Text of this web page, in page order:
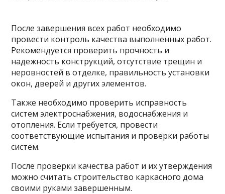
После завершения всех работ необходимо
провести контроль качества выполненных работ.
Рекомендуется проверить прочность и
надежность конструкций, отсутствие трещин и
неровностей в отделке, правильность установки
окон, дверей и других элементов.
Также необходимо проверить исправность
систем электроснабжения, водоснабжения и
отопления. Если требуется, провести
соответствующие испытания и проверки работы
систем.
После проверки качества работ и их утверждения
можно считать строительство каркасного дома
своими руками завершенным.